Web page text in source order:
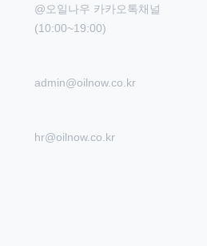
@오일나우 카카오톡채널
(10:00~19:00)
admin@oilnow.co.kr
hr@oilnow.co.kr